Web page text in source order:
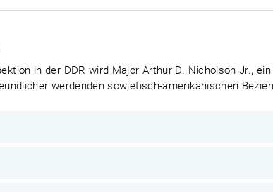
in der DDR wird Major Arthur D. Nicholson Jr.,
werdenden sowjetisch-amerikanischen